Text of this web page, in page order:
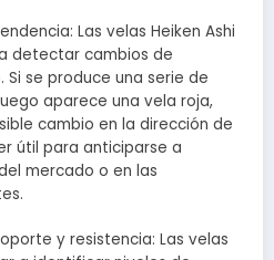
Las velas Heiken Ashi
detectar cambios de
se produce una serie de
aparece una vela roja,
cambio en la dirección de
útil para anticiparse a
mercado o en las
y resistencia: Las velas